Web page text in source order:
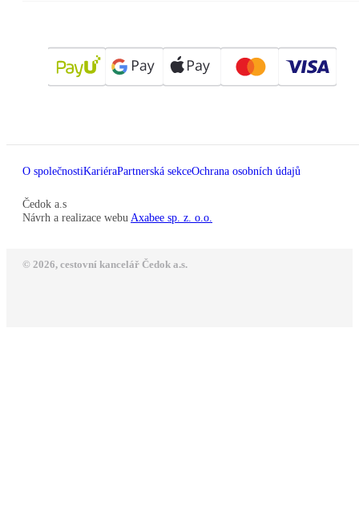
O společnostiKariéraPartnerská sekceOchrana osobních údajů
Čedok a.s
Návrh a realizace webu Axabee sp. z. o.o.
© 2026, cestovní kancelář Čedok a.s.